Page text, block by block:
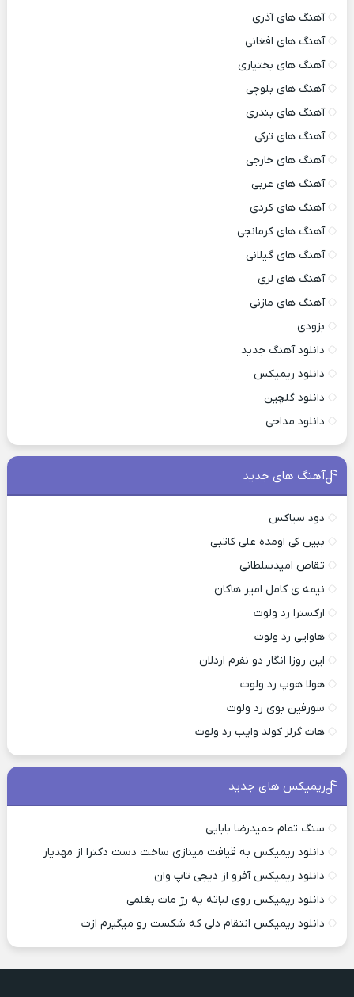
آهنگ های آذری
آهنگ های افغانی
آهنگ های بختیاری
آهنگ های بلوچی
آهنگ های بندری
آهنگ های ترکی
آهنگ های خارجی
آهنگ های عربی
آهنگ های کردی
آهنگ های کرمانجی
آهنگ های گیلانی
آهنگ های لری
آهنگ های مازنی
بزودی
دانلود آهنگ جدید
دانلود ریمیکس
دانلود گلچین
دانلود مداحی
آهنگ های جدید
دود سیاکس
ببین کی اومده علی کاتبی
تقاص امیدسلطانی
نیمه ی کامل امیر هاکان
ارکسترا رد ولوت
هاوایی رد ولوت
این روزا انگار دو نفرم اردلان
هولا هوپ رد ولوت
سورفین بوی رد ولوت
هات گرلز کولد وایب رد ولوت
ریمیکس های جدید
سنگ تمام حمیدرضا بابایی
دانلود ریمیکس به قیافت مینازی ساخت دست دکترا از مهدیار
دانلود ریمیکس آفرو از ديجی تاپ وان
دانلود ریمیکس روی لباته یه رژ مات بغلمی
دانلود ریمیکس انتقام دلی که شکست رو میگیرم ازت